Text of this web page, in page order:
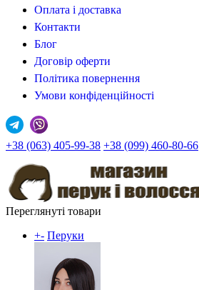
Оплата і доставка
Контакти
Блог
Договір оферти
Політика повернення
Умови конфіденційності
+38 (063) 405-99-38 +38 (099) 460-80-66
Переглянуті товари
+- Перуки